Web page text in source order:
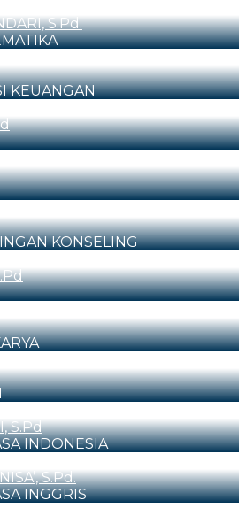
S.Pd.
KEUANGAN
KONSELING
S.Pd
INDONESIA
S.Pd.
INGGRIS